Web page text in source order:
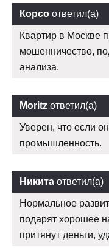
Корсо ответил(а)
Квартир в Москве
мошенничество,
анализа.
Moritz ответил(а)
Уверен, что если
промышленность.
Никита ответил(а)
Нормальное
подарят хорошее
притянут деньги,